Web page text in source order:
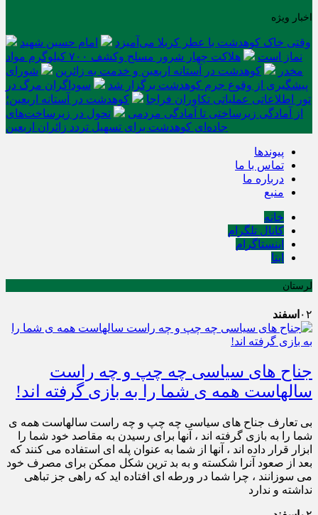
اخبار ویژه
وقتی خاک کوهدشت با عطر کربلا می‌آمیزد
امام حسین شهید
نماز است
هلاکت چهار شرور مسلح وکشف ۷۰۰ کیلوگرم مواد
مخدر
کوهدشت در آستانه اربعین و خدمت‌ به زائرین
شورای
پیشگیری از وقوع جرم کوهدشت برگزار شد
سوداگران مرگ در
تور اطلاعاتی عملیاتی تکاوران فراجا
کوهدشت در آستانه اربعین؛
از آمادگی زیرساختی تا آمادگی مردمی
تحول در زیرساخت‌های
جاده‌ای کوهدشت برای تسهیل تردد زائران اربعین
پیوندها
تماس با ما
درباره ما
منبع
خانه
کانال تلگرام
اینستاگرام
ایتا
لرستان
۰۲ اسفند
جناح های سیاسی چه چپ و چه راست
سالهاست همه ی شما را به بازی گرفته اند!
بی تعارف جناح های سیاسی چه چپ و چه راست سالهاست همه ی
شما را به بازی گرفته اند ، آنها برای رسیدن به مقاصد خود شما را
ابزار قرار داده اند ، آنها از شما به عنوان پله ای استفاده می کنند که
بعد از صعود آنرا شکسته و به بد ترین شکل ممکن برای مصرف خود
می سوزانند ، چرا شما در ورطه ای افتاده اید که راهی جز تباهی
نداشته و ندارد